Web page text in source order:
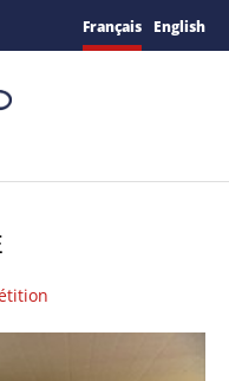
Français English